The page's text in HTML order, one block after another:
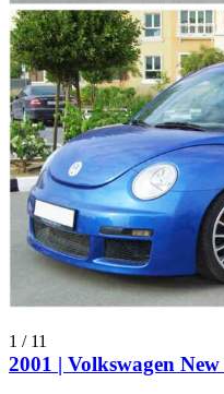
1 / 11
2001 | Volkswagen